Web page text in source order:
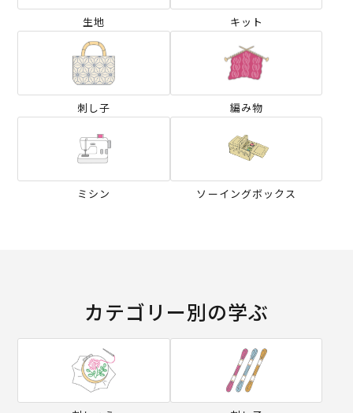
生地 キット
刺し子 編み物
ミシン ソーイングボックス
カテゴリー別の学ぶ